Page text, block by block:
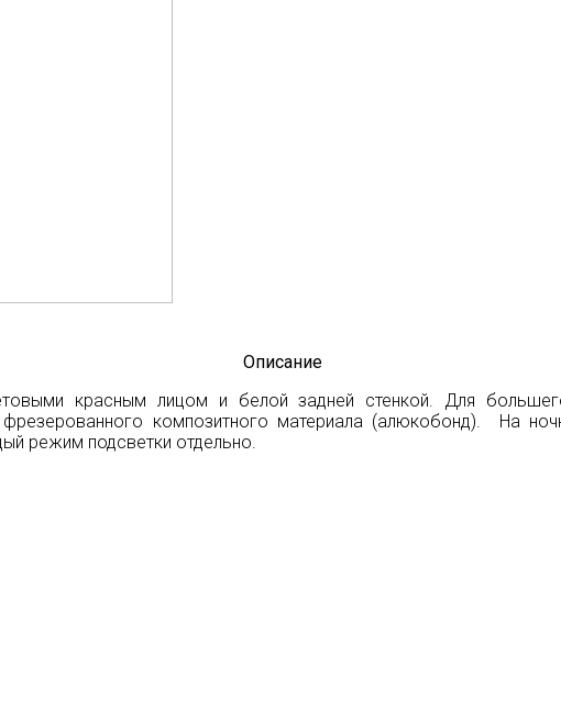
Описание
красным лицом и белой задней стенкой. Для
композитного материала (алюкобонд). На
режим подсветки отдельно.